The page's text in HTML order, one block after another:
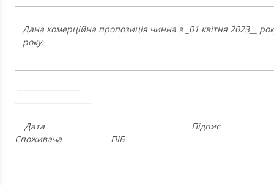
Дана комерційна пропозиція чинна з _01 квітня 2023__
року.
Дата Підпис
Споживача ПІБ